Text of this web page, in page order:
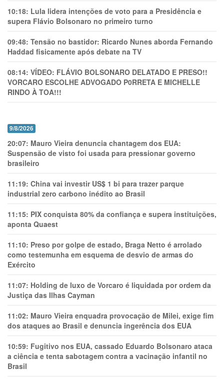
10:18: Lula lidera intenções de voto para a Presidência e
supera Flávio Bolsonaro no primeiro turno
09:48: Tensão no bastidor: Ricardo Nunes aborda Fernando
Haddad fisicamente após debate na TV
08:14: VÍDEO: FLÁVIO BOLSONARO DELATADO E PRESO!!
VORCARO ESCOLHE ADVOGADO P0RRETA E MICHELLE
RINDO À TOA!!!
9/8/2026
20:07: Mauro Vieira denuncia chantagem dos EUA:
Suspensão de visto foi usada para pressionar governo
brasileiro
11:19: China vai investir US$ 1 bi para trazer parque
industrial zero carbono inédito ao Brasil
11:15: PIX conquista 80% da confiança e supera instituições,
aponta Quaest
11:10: Preso por golpe de estado, Braga Netto é arrolado
como testemunha em esquema de desvio de armas do
Exército
11:07: Holding de luxo de Vorcaro é liquidada por ordem da
Justiça das Ilhas Cayman
11:02: Mauro Vieira enquadra provocação de Milei, exige fim
dos ataques ao Brasil e denuncia ingerência dos EUA
10:59: Fugitivo nos EUA, cassado Eduardo Bolsonaro ataca
a ciência e tenta sabotagem contra a vacinação infantil no
Brasil